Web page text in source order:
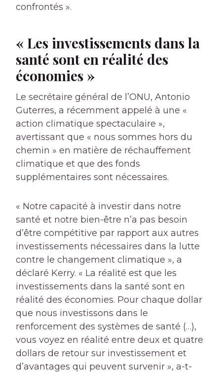
confrontés ».
« Les investissements dans la
santé sont en réalité des
économies »
Le secrétaire général de l’ONU, Antonio
Guterres, a récemment appelé à une «
action climatique spectaculaire »,
avertissant que « nous sommes hors du
chemin » en matière de réchauffement
climatique et que des fonds
supplémentaires sont nécessaires.
« Notre capacité à investir dans notre
santé et notre bien-être n’a pas besoin
d’être compétitive par rapport aux autres
investissements nécessaires dans la lutte
contre le changement climatique », a
déclaré Kerry. « La réalité est que les
investissements dans la santé sont en
réalité des économies. Pour chaque dollar
que nous investissons dans le
renforcement des systèmes de santé (…),
vous voyez en réalité entre deux et quatre
dollars de retour sur investissement et
d’avantages qui peuvent survenir », a-t-